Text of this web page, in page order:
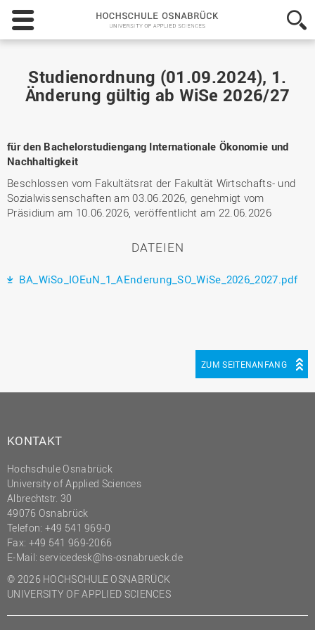
Hochschule
Osnabrück
-
of
Applied
Sciences
Studienordnung (01.09.2024), 1.
Änderung gültig ab WiSe 2026/27
für den Bachelorstudiengang Internationale Ökonomie und
Nachhaltigkeit
Beschlossen vom Fakultätsrat der Fakultät Wirtschafts- und
Sozialwissenschaften am 03.06.2026, genehmigt vom
Präsidium am 10.06.2026, veröffentlicht am 22.06.2026
DATEIEN
BA_WiSo_IOEuN_1_AEnderung_SO_WiSe_2026_2027.pdf
ZUM SEITENANFANG
KONTAKT
Hochschule Osnabrück
University of Applied Sciences
Albrechtstr. 30
49076 Osnabrück
Telefon: +49 541 969-0
Fax: +49 541 969-2066
E-Mail: servicedesk@hs-osnabrueck.de
© 2026 HOCHSCHULE OSNABRÜCK
UNIVERSITY OF APPLIED SCIENCES